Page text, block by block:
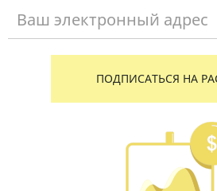
Ваш электронный адрес
ПОДПИСАТЬСЯ НА